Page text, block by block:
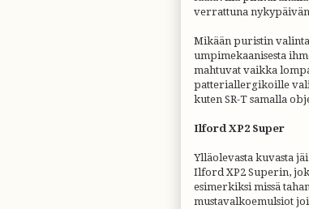
verrattuna
Mikään puristin
umpimekaanisesta
mahtuvat vaikka
patteriallergikoille
kuten SR-T samalla
Ilford XP2 Super
Ylläolevasta kuvasta
Ilford XP2 Superin,
esimerkiksi missä
mustavalkoemulsiot